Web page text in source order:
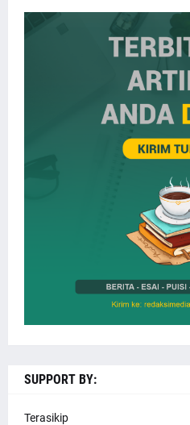
SUPPORT BY:
Terasikip